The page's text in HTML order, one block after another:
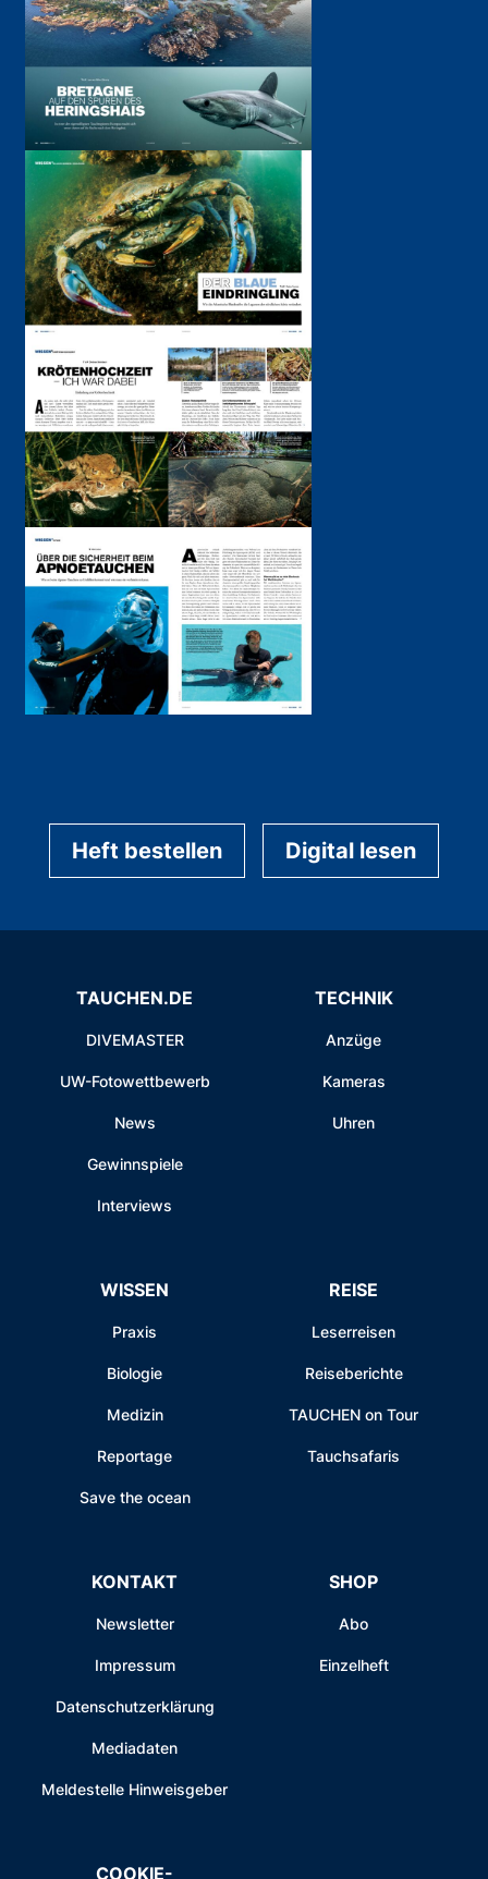
Heft bestellen Digital lesen
TAUCHEN.DE
DIVEMASTER
UW-Fotowettbewerb
News
Gewinnspiele
Interviews
TECHNIK
Anzüge
Kameras
Uhren
WISSEN
Praxis
Biologie
Medizin
Reportage
Save the ocean
REISE
Leserreisen
Reiseberichte
TAUCHEN on Tour
Tauchsafaris
KONTAKT
Newsletter
Impressum
Datenschutzerklärung
Mediadaten
Meldestelle Hinweisgeber
SHOP
Abo
Einzelheft
COOKIE-